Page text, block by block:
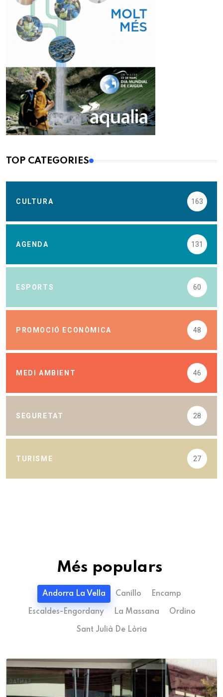
TOP CATEGORIES
CULTURA 163
AGENDA 131
ESPORTS 60
PROMOCIÓ ECONÒMICA 48
MEDI AMBIENT 46
SEGURETAT 28
TURISME 27
Més populars
Andorra La Vella Canillo Encamp
Escaldes-Engordany La Massana Ordino
Sant Julià De Lòria